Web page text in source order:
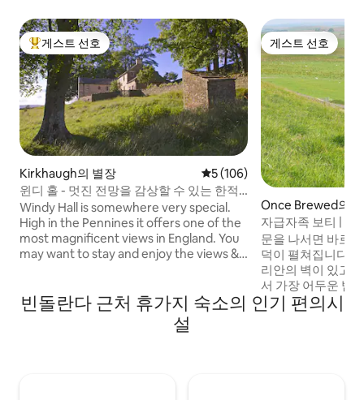
상위 게스트 선호
게스트 선호
Kirkhaugh의 별장 평점 5점(5점 만점), 후기 106
5 (106)
윈디 홀 - 멋진 전망을 감상할 수 있는 한적
한 럭셔리
Windy Hall is somewhere very special.
High in the Pennines it offers one of the
most magnificent views in England. You
may want to stay and enjoy the views &
magnificent cathedral city of Durham,
and Hadrian's Wall. Limited parking and
access at the house means parking is
게스트 선호
게스트 선호
Once Brewed의
소
자급자족 보티 | 하
빛나는 밤하늘
문을 나서면 바로
덕이 펼쳐집니다.
리안의 벽이 있고,
서 가장 어두운 밤
완전한 침묵에 휩싸여 있
골집은 운영 중인
빈돌란다 근처 휴가지 숙소의 인기 편의시
설